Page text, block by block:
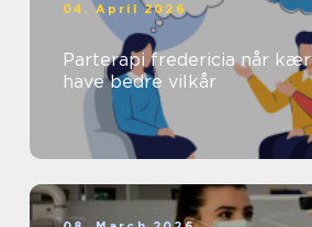
04. April 2026
Parterapi fredericia når kærligheden skal
have bedre vilkår